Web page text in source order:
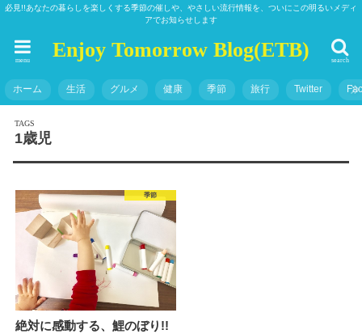
必見!!あなたの暮らしを楽しくする季節の催しや、やさしい流行情報を、ついにこの明るいメディ
アでお知らせします
Enjoy Tomorrow Blog(ETB) search
menu
ホーム 生活 グルメ 健康 季節 旅行 Twitter
1歳児
季節
絶対に感動する、鯉のぼり!!